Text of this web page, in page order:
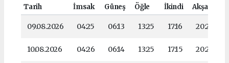
Tarih İmsak Güneş Öğle İkindi Akşam
09.08.2026 04:25 06:13 13:25 17:16 20:26
10.08.2026 04:26 06:14 13:25 17:15 20:25